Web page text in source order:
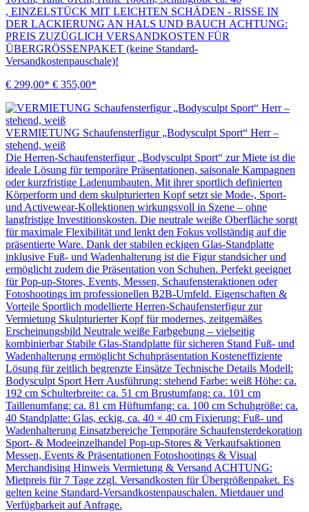
, EINZELSTÜCK MIT LEICHTEN SCHÄDEN - RISSE IN
DER LACKIERUNG AN HALS UND BAUCH ACHTUNG:
PREIS ZUZÜGLICH VERSANDKOSTEN FÜR
ÜBERGRÖSSENPAKET (keine Standard-
Versandkostenpauschale)!
€ 299,00* € 355,00*
VERMIETUNG Schaufensterfigur „Bodysculpt Sport“ Herr –
stehend, weiß
Die Herren-Schaufensterfigur „Bodysculpt Sport“ zur Miete ist die
ideale Lösung für temporäre Präsentationen, saisonale Kampagnen
oder kurzfristige Ladenumbauten. Mit ihrer sportlich definierten
Körperform und dem skulpturierten Kopf setzt sie Mode-, Sport-
und Activewear-Kollektionen wirkungsvoll in Szene – ohne
langfristige Investitionskosten. Die neutrale weiße Oberfläche sorgt
für maximale Flexibilität und lenkt den Fokus vollständig auf die
präsentierte Ware. Dank der stabilen eckigen Glas-Standplatte
inklusive Fuß- und Wadenhalterung ist die Figur standsicher und
ermöglicht zudem die Präsentation von Schuhen. Perfekt geeignet
für Pop-up-Stores, Events, Messen, Schaufensteraktionen oder
Fotoshootings im professionellen B2B-Umfeld. Eigenschaften &
Vorteile Sportlich modellierte Herren-Schaufensterfigur zur
Vermietung Skulpturierter Kopf für modernes, zeitgemäßes
Erscheinungsbild Neutrale weiße Farbgebung – vielseitig
kombinierbar Stabile Glas-Standplatte für sicheren Stand Fuß- und
Wadenhalterung ermöglicht Schuhpräsentation Kosteneffiziente
Lösung für zeitlich begrenzte Einsätze Technische Details Modell:
Bodysculpt Sport Herr Ausführung: stehend Farbe: weiß Höhe: ca.
192 cm Schulterbreite: ca. 51 cm Brustumfang: ca. 101 cm
Taillenumfang: ca. 81 cm Hüftumfang: ca. 100 cm Schuhgröße: ca.
40 Standplatte: Glas, eckig, ca. 40 × 40 cm Fixierung: Fuß- und
Wadenhalterung Einsatzbereiche Temporäre Schaufensterdekoration
Sport- & Modeeinzelhandel Pop-up-Stores & Verkaufsaktionen
Messen, Events & Präsentationen Fotoshootings & Visual
Merchandising Hinweis Vermietung & Versand ACHTUNG:
Mietpreis für 7 Tage zzgl. Versandkosten für Übergrößenpaket. Es
gelten keine Standard-Versandkostenpauschalen. Mietdauer und
Verfügbarkeit auf Anfrage.